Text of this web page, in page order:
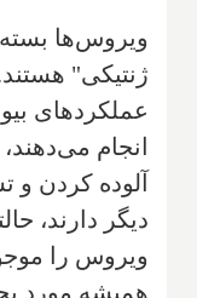
ویروس‌ها
ژنتیکی"
عملکردهای
انجام می‌دهند،
آلوده کردن
دیگر دارند،
ویروس را
همیشه مورد